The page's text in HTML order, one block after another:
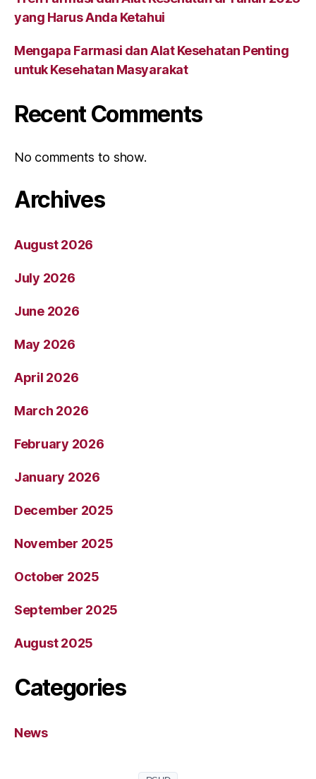
yang Harus Anda Ketahui
Mengapa Farmasi dan Alat Kesehatan Penting
untuk Kesehatan Masyarakat
Recent Comments
No comments to show.
Archives
August 2026
July 2026
June 2026
May 2026
April 2026
March 2026
February 2026
January 2026
December 2025
November 2025
October 2025
September 2025
August 2025
Categories
News